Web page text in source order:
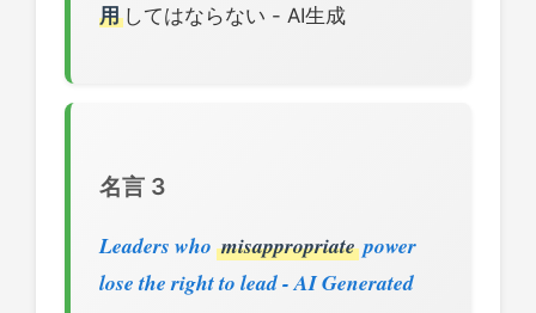
用 してはならない - AI生成
名言 3
Leaders who misappropriate power
lose the right to lead - AI Generated